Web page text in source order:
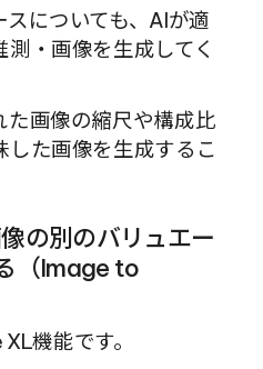
についても、AIが適
・画像を生成してく
た画像の縮尺や構成比
した画像を生成するこ
の別のバリュエー
（Image to
機能です。